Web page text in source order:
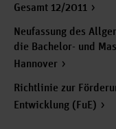
Gesamt 12/2011
Neufassung des
die Bachelor- und
Hannover
Richtlinie zur
Entwicklung (FuE)